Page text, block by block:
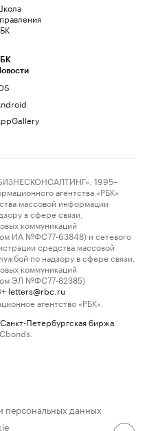
1995–
агентства «РБК»
массовой информации
в сфере связи,
коммуникаций
ИА №ФС77-63848) и сетевого
средства массовой
по надзору в сфере связи,
коммуникаций
ЭЛ №ФС77-82385)
letters@rbc.ru
агентство «РБК».
Санкт-Петербургская биржа
персональных данных